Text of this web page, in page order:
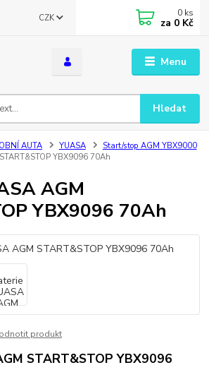
Menu
CZK
Hledat
0 ks
za 0 Kč
AUTA YUASA
Start/stop AGM YBX9000
YBX9096 70Ah
AGM
YBX9096 70Ah
produkt
START&STOP YBX9096